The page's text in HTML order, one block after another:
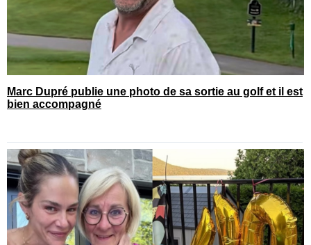
Marc Dupré publie une photo de sa sortie au golf et il est
bien accompagné